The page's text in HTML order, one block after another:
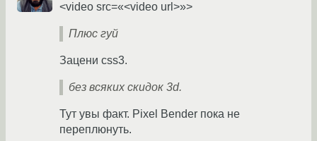
<video src=«<video url>»>
Плюс гуй
Зацени css3.
без всяких скидок 3d.
Тут увы факт. Pixel Bender пока не
переплюнуть.